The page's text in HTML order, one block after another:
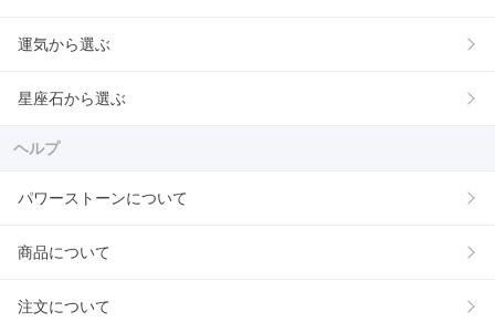
運気から選ぶ
星座石から選ぶ
ヘルプ
パワーストーンについて
商品について
注文について